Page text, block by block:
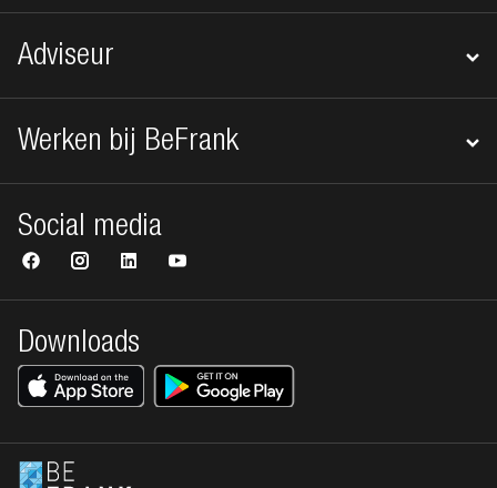
Adviseur
Werken bij BeFrank
Downloads
Social media